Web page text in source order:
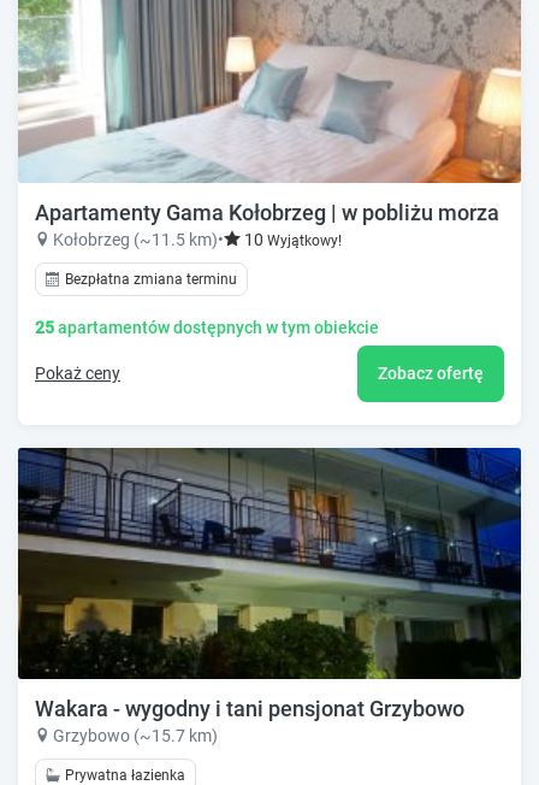
Apartamenty Gama Kołobrzeg | w pobliżu morza
Kołobrzeg (~11.5 km)• 10 Wyjątkowy!
Bezpłatna zmiana terminu
25apartamentów dostępnych w tym obiekcie
Pokaż ceny Zobacz ofertę
Wakara - wygodny i tani pensjonat Grzybowo
Grzybowo (~15.7 km)
Prywatna łazienka